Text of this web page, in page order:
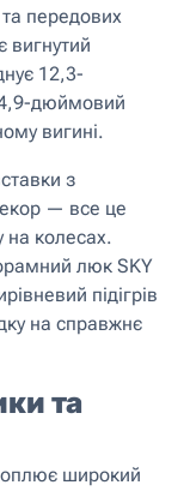
та передових
вигнутий
12,3-
дюймовий
вигині.
з
— все це
на колесах.
люк SKY
підігрів
на справжнє
та
широкий